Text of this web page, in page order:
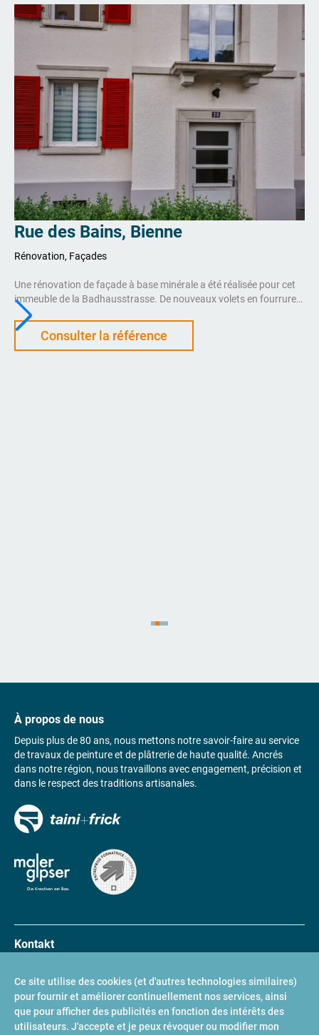
Rue des Bains, Bienne
Rénovation, Façades
Une rénovation de façade à base minérale a été réalisée pour cet
immeuble de la Badhausstrasse. De nouveaux volets en fourrure
complètent l’aspect extérieur. Les couleurs ont été choisies en
étroite collaboration avec le propriétaire.
Consulter la référence
À propos de nous
Depuis plus de 80 ans, nous mettons notre savoir-faire au service
de travaux de peinture et de plâtrerie de haute qualité. Ancrés
dans notre région, nous travaillons avec engagement, précision et
dans le respect des traditions artisanales.
Kontakt
Murtenstrasse 26
2502 Biel/Bienne
T032 323 56 56
Links
Peindre
Plâtrer
Ce site utilise des cookies (et d'autres technologies similaires)
pour fournir et améliorer continuellement nos services, ainsi
que pour afficher des publicités en fonction des intérêts des
utilisateurs. J'accepte et je peux révoquer ou modifier mon